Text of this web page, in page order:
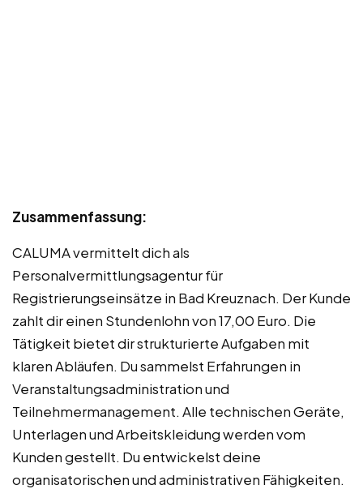
Zusammenfassung:
CALUMA vermittelt dich als
Personalvermittlungsagentur für
Registrierungseinsätze in Bad Kreuznach. Der Kunde
zahlt dir einen Stundenlohn von 17,00 Euro. Die
Tätigkeit bietet dir strukturierte Aufgaben mit
klaren Abläufen. Du sammelst Erfahrungen in
Veranstaltungsadministration und
Teilnehmermanagement. Alle technischen Geräte,
Unterlagen und Arbeitskleidung werden vom
Kunden gestellt. Du entwickelst deine
organisatorischen und administrativen Fähigkeiten.